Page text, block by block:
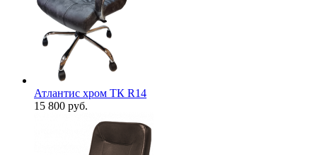
Атлантис хром ТК R14
15 800 руб.